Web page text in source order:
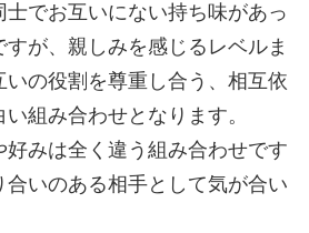
士でお互いにない持ち味があっ
が、親しみを感じるレベルま
いの役割を尊重し合う、相互依
組み合わせとなります。
みは全く違う組み合わせです
合いのある相手として気が合い